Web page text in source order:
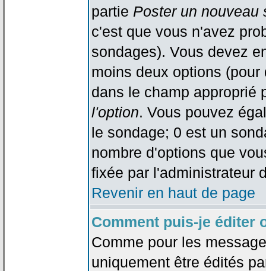
partie Poster un nouveau
c'est que vous n'avez
sondages). Vous devez
moins deux options
dans le champ
l'option. Vous pouvez
le sondage; 0 est un
nombre d'options que
fixée par l'administrateur
Revenir en haut de page
Comment puis-je éditer
Comme pour les
uniquement être édités